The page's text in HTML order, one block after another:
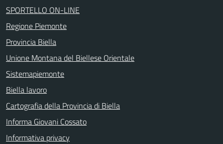
SPORTELLO ON-LINE
Regione Piemonte
Provincia Biella
Unione Montana del Biellese Orientale
Sistemapiemonte
Biella lavoro
Cartografia della Provincia di Biella
Informa Giovani Cossato
Informativa privacy